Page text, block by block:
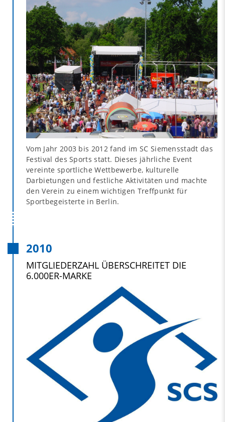
Vom Jahr 2003 bis 2012 fand im SC Siemensstadt das
Festival des Sports statt. Dieses jährliche Event
vereinte sportliche Wettbewerbe, kulturelle
Darbietungen und festliche Aktivitäten und machte
den Verein zu einem wichtigen Treffpunkt für
Sportbegeisterte in Berlin.
2010
MITGLIEDERZAHL ÜBERSCHREITET DIE
6.000ER-MARKE